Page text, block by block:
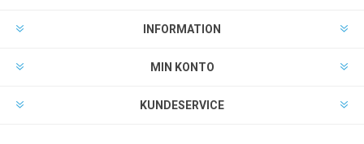
INFORMATION
MIN KONTO
KUNDESERVICE